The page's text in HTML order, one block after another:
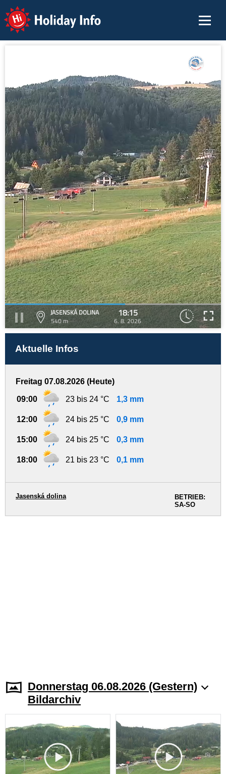
Holiday Info
JASENSKÁ DOLINA
540 m
18:15
6. 8. 2026
Aktuelle Infos
Freitag 07.08.2026 (Heute)
09:00 23 bis 24 °C 1,3 mm
12:00 24 bis 25 °C 0,9 mm
15:00 24 bis 25 °C 0,3 mm
18:00 21 bis 23 °C 0,1 mm
BETRIEB:
SA-SO
Jasenská dolina
Donnerstag 06.08.2026 (Gestern)
Bildarchiv